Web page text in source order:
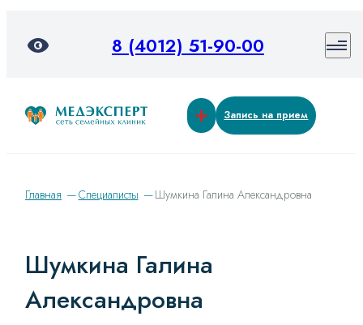
8 (4012) 51-90-00
Запись на прием
Главная Специалисты Шумкина Галина Александровна
Шумкина Галина
Александровна